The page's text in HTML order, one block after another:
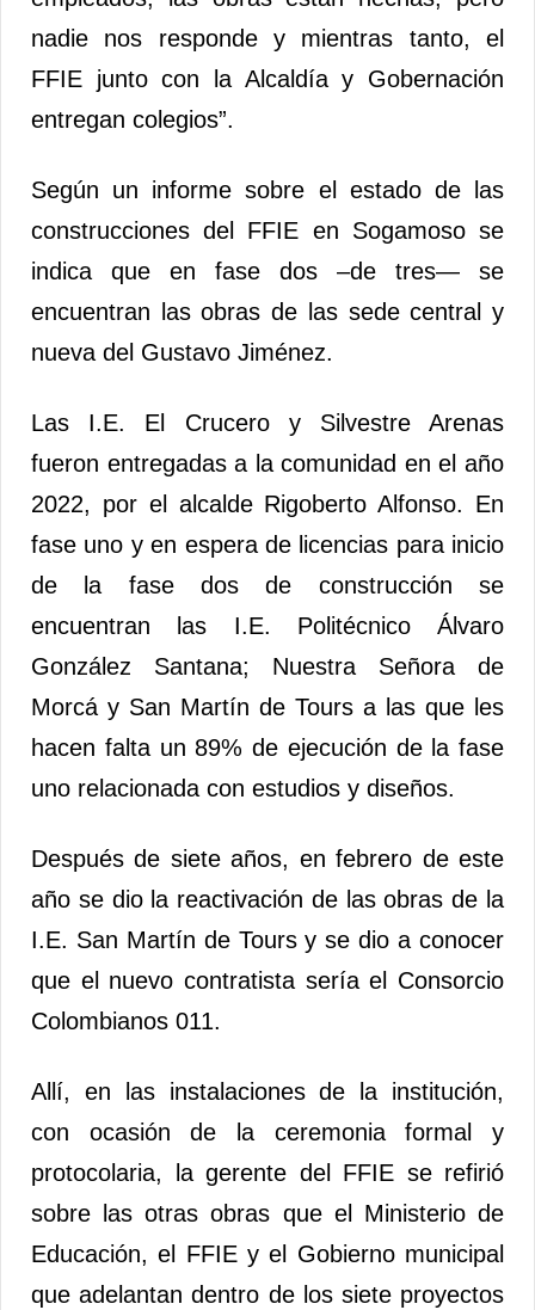
nadie nos responde y mientras tanto, el
FFIE junto con la Alcaldía y Gobernación
entregan colegios”.
Según un informe sobre el estado de las
construcciones del FFIE en Sogamoso se
indica que en fase dos –de tres— se
encuentran las obras de las sede central y
nueva del Gustavo Jiménez.
Las I.E. El Crucero y Silvestre Arenas
fueron entregadas a la comunidad en el año
2022, por el alcalde Rigoberto Alfonso. En
fase uno y en espera de licencias para inicio
de la fase dos de construcción se
encuentran las I.E. Politécnico Álvaro
González Santana; Nuestra Señora de
Morcá y San Martín de Tours a las que les
hacen falta un 89% de ejecución de la fase
uno relacionada con estudios y diseños.
Después de siete años, en febrero de este
año se dio la reactivación de las obras de la
I.E. San Martín de Tours y se dio a conocer
que el nuevo contratista sería el Consorcio
Colombianos 011.
Allí, en las instalaciones de la institución,
con ocasión de la ceremonia formal y
protocolaria, la gerente del FFIE se refirió
sobre las otras obras que el Ministerio de
Educación, el FFIE y el Gobierno municipal
que adelantan dentro de los siete proyectos